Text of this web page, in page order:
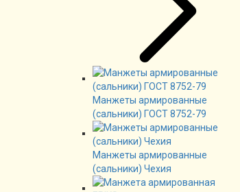
Манжеты армированные
(сальники) ГОСТ 8752-79
Манжеты армированные
(сальники) Чехия